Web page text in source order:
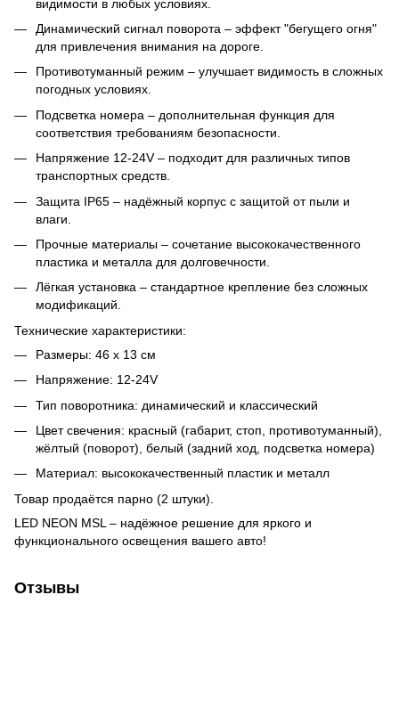
видимости в любых условиях.
Динамический сигнал поворота – эффект "бегущего огня"
для привлечения внимания на дороге.
Противотуманный режим – улучшает видимость в сложных
погодных условиях.
Подсветка номера – дополнительная функция для
соответствия требованиям безопасности.
Напряжение 12-24V – подходит для различных типов
транспортных средств.
Защита IP65 – надёжный корпус с защитой от пыли и
влаги.
Прочные материалы – сочетание высококачественного
пластика и металла для долговечности.
Лёгкая установка – стандартное крепление без сложных
модификаций.
Технические характеристики:
Размеры: 46 х 13 см
Напряжение: 12-24V
Тип поворотника: динамический и классический
Цвет свечения: красный (габарит, стоп, противотуманный),
жёлтый (поворот), белый (задний ход, подсветка номера)
Материал: высококачественный пластик и металл
Товар продаётся парно (2 штуки).
LED NEON MSL – надёжное решение для яркого и
функционального освещения вашего авто!
Отзывы